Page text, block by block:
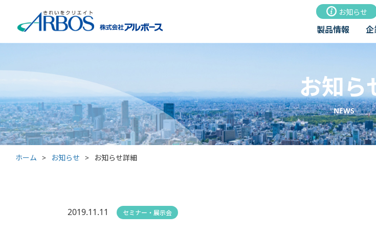
お知らせ
製品情報
お知ら
NEWS
ホーム > お知らせ > お知らせ詳細
2019.11.11 セミナー・展示会